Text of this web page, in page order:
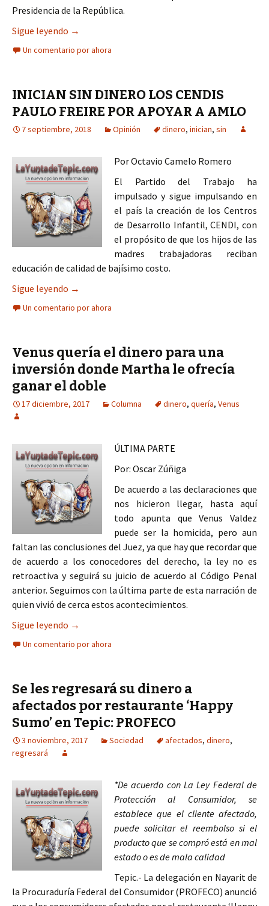
Presidencia de la República.
Sigue leyendo SIGUEN SIN DINERO LOS CENDIS PAULO FREIRE
→
Un comentario por ahora
INICIAN SIN DINERO LOS CENDIS
PAULO FREIRE POR APOYAR A AMLO
7 septiembre, 2018 Opinión dinero, inician, sin
Por Octavio Camelo Romero
El Partido del Trabajo ha
impulsado y sigue impulsando en
el país la creación de los Centros
de Desarrollo Infantil, CENDI, con
el propósito de que los hijos de las
madres trabajadoras reciban
educación de calidad de bajísimo costo.
Sigue leyendo INICIAN SIN DINERO LOS CENDIS PAULO
→
Un comentario por ahora
Venus quería el dinero para una
inversión donde Martha le ofrecía
ganar el doble
17 diciembre, 2017 Columna dinero, quería, Venus
ÚLTIMA PARTE
Por: Oscar Zúñiga
De acuerdo a las declaraciones que
nos hicieron llegar, hasta aquí
todo apunta que Venus Valdez
puede ser la homicida, pero aun
faltan las conclusiones del Juez, ya que hay que recordar que
de acuerdo a los conocedores del derecho, la ley no es
retroactiva y seguirá su juicio de acuerdo al Código Penal
anterior. Seguimos con la última parte de esta narración de
quien vivió de cerca estos acontecimientos.
Sigue leyendo Venus quería el dinero para una inversión
→
Un comentario por ahora
Se les regresará su dinero a
afectados por restaurante ‘Happy
Sumo’ en Tepic: PROFECO
3 noviembre, 2017 Sociedad afectados, dinero,
regresará
*De acuerdo con La Ley Federal de
Protección al Consumidor, se
establece que el cliente afectado,
puede solicitar el reembolso si el
producto que se compró está en mal
estado o es de mala calidad
Tepic.- La delegación en Nayarit de
la Procuraduría Federal del Consumidor (PROFECO) anunció